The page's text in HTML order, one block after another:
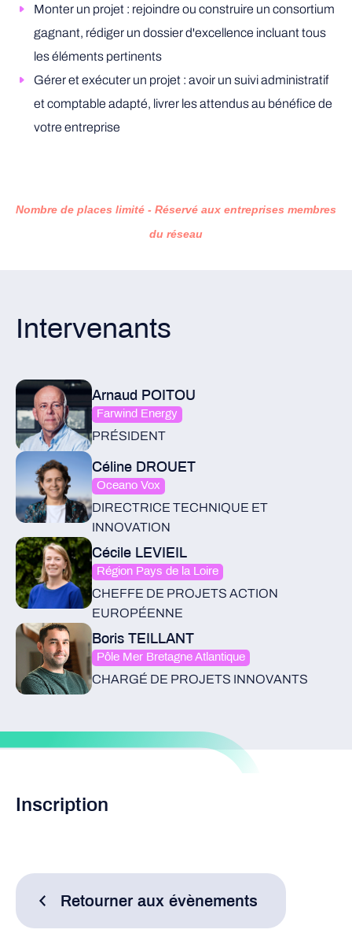
Monter un projet : rejoindre ou construire un consortium
gagnant, rédiger un dossier d'excellence incluant tous
les éléments pertinents
Gérer et exécuter un projet : avoir un suivi administratif
et comptable adapté, livrer les attendus au bénéfice de
votre entreprise
Nombre de places limité - Réservé aux entreprises membres
du réseau
Intervenants
Arnaud POITOU
Farwind Energy
PRÉSIDENT
Céline DROUET
Oceano Vox
DIRECTRICE TECHNIQUE ET
INNOVATION
Cécile LEVIEIL
Région Pays de la Loire
CHEFFE DE PROJETS ACTION
EUROPÉENNE
Boris TEILLANT
Pôle Mer Bretagne Atlantique
CHARGÉ DE PROJETS INNOVANTS
Inscription
Retourner aux évènements